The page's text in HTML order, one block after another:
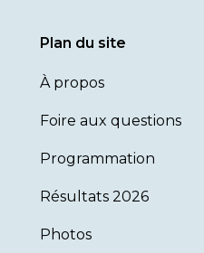
Plan du site
À propos
Foire aux questions
Programmation
Résultats 2026
Photos